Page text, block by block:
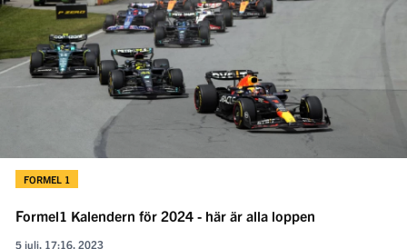
FORMEL 1
Formel1 Kalendern för 2024 - här är alla loppen
5 juli, 17:16, 2023